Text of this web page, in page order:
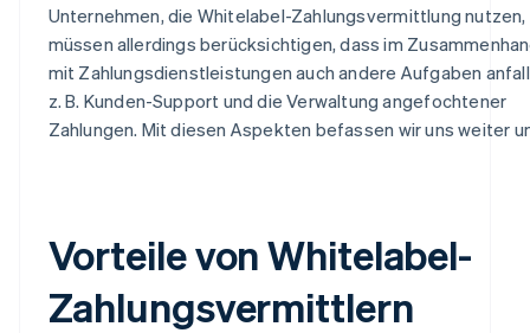
Unternehmen, die Whitelabel-Zahlungsvermittlung nutzen,
müssen allerdings berücksichtigen, dass im
mit Zahlungsdienstleistungen auch andere Aufgaben
z. B. Kunden-Support und die Verwaltung angefochtener
Zahlungen. Mit diesen Aspekten befassen wir uns weiter
Vorteile von Whitelabel-
Zahlungsvermittlern